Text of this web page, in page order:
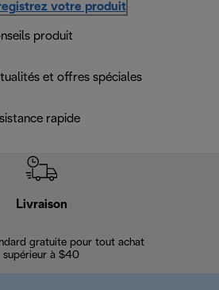
votre produit
produit
et offres spéciales
rapide
Livraison
gratuite pour tout achat
supérieur à $40